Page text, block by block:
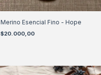
Merino Esencial Fino - Hope
$20.000,00